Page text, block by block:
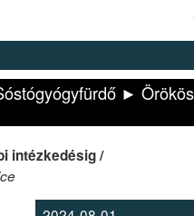
►
intézkedésig /